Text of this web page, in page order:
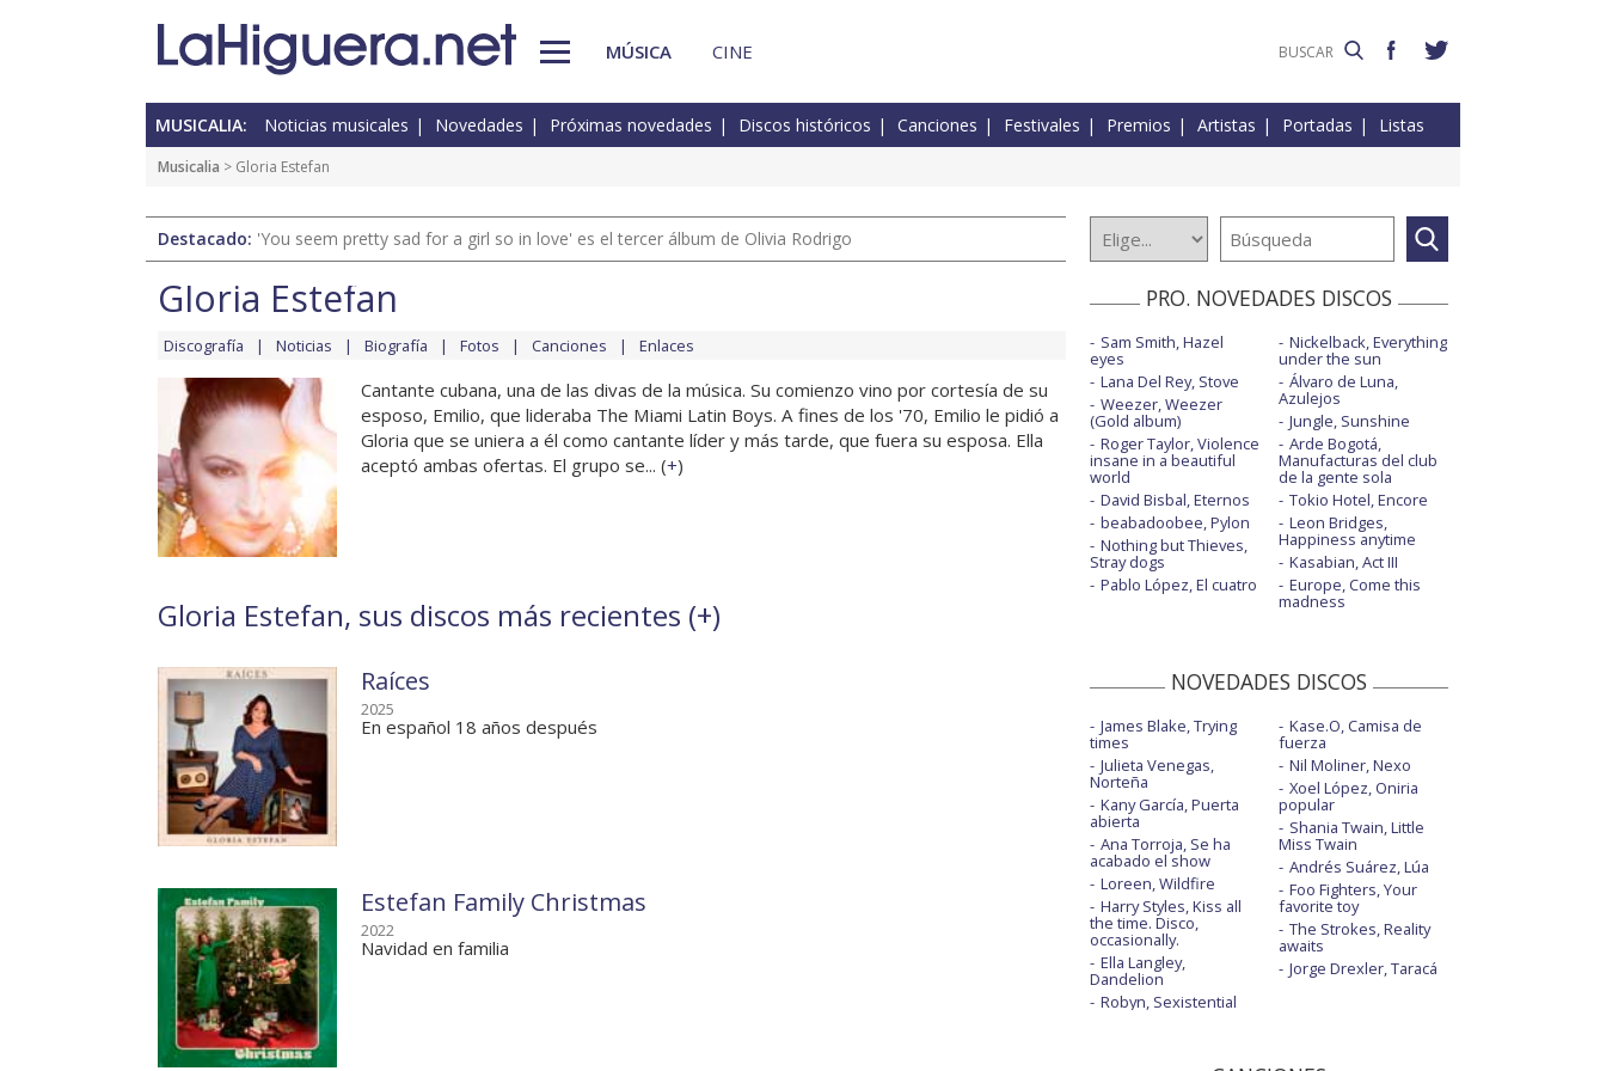
MÚSICA CINE
MUSICALIA: Noticias musicales Novedades Próximas novedades Discos históricos Canciones Festivales Premios Artistas Portadas Listas
Musicalia > Gloria Estefan
Destacado: 'You seem pretty sad for a girl so in love' es el tercer álbum de Olivia Rodrigo
Gloria Estefan
Discografía Noticias Biografía Fotos Canciones Enlaces
Cantante cubana, una de las divas de la música. Su comienzo vino por cortesía de su
esposo, Emilio, que lideraba The Miami Latin Boys. A fines de los '70, Emilio le pidió a
Gloria que se uniera a él como cantante líder y más tarde, que fuera su esposa. Ella
aceptó ambas ofertas. El grupo se... (+)
Gloria Estefan, sus discos más recientes (+)
Raíces
2025
En español 18 años después
Estefan Family Christmas
2022
Navidad en familia
PRO. NOVEDADES DISCOS
Sam Smith, Hazel
eyes
Lana Del Rey, Stove
Weezer, Weezer
(Gold album)
Roger Taylor, Violence
insane in a beautiful
world
David Bisbal, Eternos
beabadoobee, Pylon
Nothing but Thieves,
Stray dogs
Pablo López, El cuatro
Nickelback, Everything
under the sun
Álvaro de Luna,
Azulejos
Jungle, Sunshine
Arde Bogotá,
Manufacturas del club
de la gente sola
Tokio Hotel, Encore
Leon Bridges,
Happiness anytime
Kasabian, Act III
Europe, Come this
madness
NOVEDADES DISCOS
James Blake, Trying
times
Julieta Venegas,
Norteña
Kany García, Puerta
abierta
Ana Torroja, Se ha
acabado el show
Loreen, Wildfire
Harry Styles, Kiss all
the time. Disco,
occasionally.
Ella Langley,
Dandelion
Robyn, Sexistential
Kase.O, Camisa de
fuerza
Nil Moliner, Nexo
Xoel López, Oniria
popular
Shania Twain, Little
Miss Twain
Andrés Suárez, Lúa
Foo Fighters, Your
favorite toy
The Strokes, Reality
awaits
Jorge Drexler, Taracá